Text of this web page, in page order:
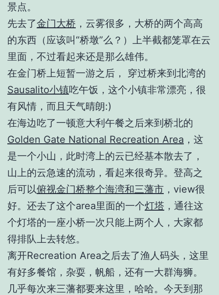
景点。
先去了金门大桥 ，云雾很多，大桥的两个高高
的东西（应该叫“桥墩”么？）上半截都笼罩在云
里面，不过看起来还是那么雄伟。
在金门桥上短暂一游之后， 穿过桥来到北湾的
Sausalito小镇吃午饭，这个小镇非常漂亮，很
有风情，而且天气晴朗:)
在海边吃了一顿意大利午餐之后来到桥北的
Golden Gate National Recreation Area ，这
是一个小山，此时湾上的云已经基本散去了，
山上的云急速的流动，看起来很奇异。登高之
后可以俯视金门桥整个海湾和三藩市 ，view很
好。还去了这个area里面的一个灯塔 ，通往这
个灯塔的一座小桥一次只能上两个人，大家都
得排队上去转悠。
离开Recreation Area之后去了渔人码头，这里
有好多餐馆，杂耍，帆船，还有一大群海狮。
几乎每次来三藩都要来这里，哈哈。今天到那